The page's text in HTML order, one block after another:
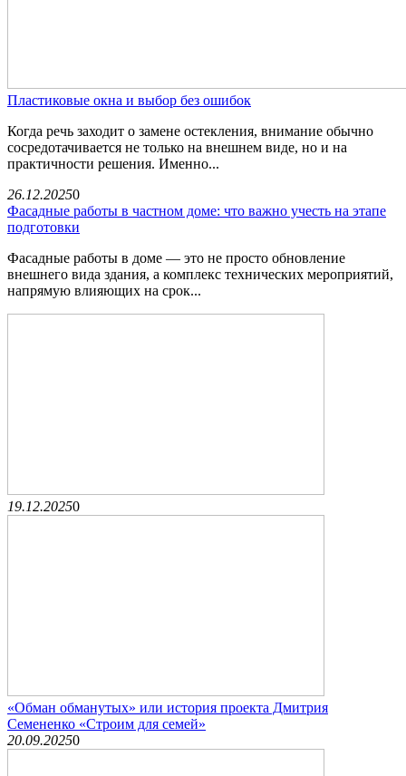
Пластиковые окна и выбор без ошибок
Когда речь заходит о замене остекления, внимание обычно
сосредотачивается не только на внешнем виде, но и на
практичности решения. Именно...
26.12.20250
Фасадные работы в частном доме: что важно учесть на этапе
подготовки
Фасадные работы в доме — это не просто обновление
внешнего вида здания, а комплекс технических мероприятий,
напрямую влияющих на срок...
19.12.20250
«Обман обманутых» или история проекта Дмитрия
Семененко «Строим для семей»
20.09.20250